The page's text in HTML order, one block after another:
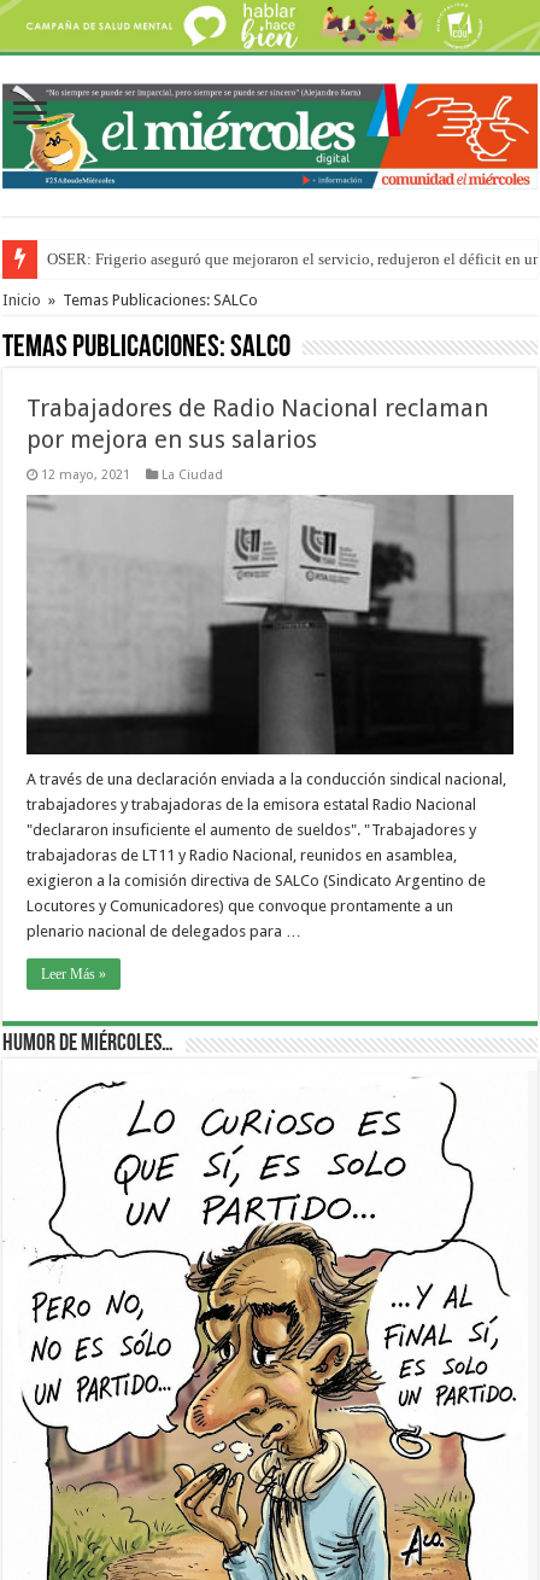
OSER: Frigerio aseguró que mejoraron el servicio, redujeron el déficit en
Por primera vez hicieron una cirugía de reconstrucción torácica en el
Inicio » Temas Publicaciones: SALCo
Temas Publicaciones:SALCo
Trabajadores de Radio Nacional reclaman
por mejora en sus salarios
12 mayo, 2021 La Ciudad
A través de una declaración enviada a la conducción sindical nacional,
trabajadores y trabajadoras de la emisora estatal Radio Nacional
"declararon insuficiente el aumento de sueldos". "Trabajadores y
trabajadoras de LT11 y Radio Nacional, reunidos en asamblea,
exigieron a la comisión directiva de SALCo (Sindicato Argentino de
Locutores y Comunicadores) que convoque prontamente a un
plenario nacional de delegados para …
Leer Más »
Humor de Miércoles…